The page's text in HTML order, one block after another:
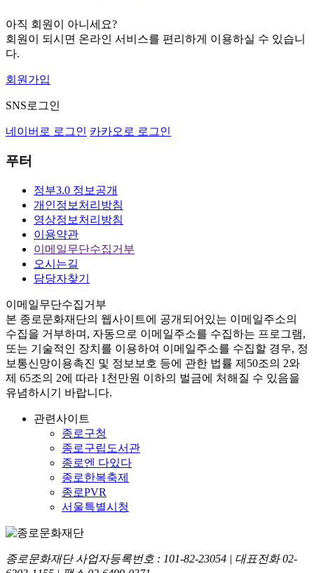
아직 회원이 아니세요?
회원이 되시면 온라인 서비스를 편리하게 이용하실 수 있습니
다.
회원가입
SNS로그인
네이버로 로그인 카카오로 로그인
푸터
정부3.0 정보공개
개인정보처리방침
영상정보처리방침
이용약관
이메일무단수집거부
오시는길
담당자찾기
이메일무단수집거부
본 종로문화재단의 웹사이트에 공개되어있는 이메일주소의
수집을 거부하며, 자동으로 이메일주소를 수집하는 프로그램,
또는 기술적인 장치를 이용하여 이메일주소를 수집할 경우, 정
보통신망이용촉진 및 정보보호 등에 관한 법률 제50조의 2와
제 65조의 2에 따라 1천만원 이하의 벌금에 처해질 수 있음을
유념하시기 바랍니다.
관련사이트
종로구청
종로구립도서관
종로엔 다있다
종로한복축제
종로PVR
서울특별시청
종로문화재단 사업자등록번호 : 101-82-23054 | 대표전화02-